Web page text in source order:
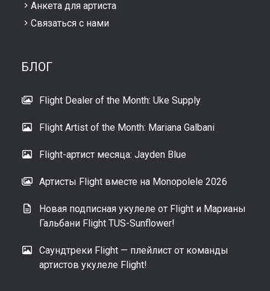
Анкета для артиста
Связаться с нами
БЛОГ
Flight Dealer of the Month: Uke Supply
Flight Artist of the Month: Mariana Galbani
Flight-артист месяца: Jayden Blue
Артисты Flight вместе на Monopolele 2026
Новая подписная укулеле от Flight и Марианы
Гальбани Flight TUS-Sunflower!
Саундтреки Flight — плейлист от команды
артистов укулеле Flight!